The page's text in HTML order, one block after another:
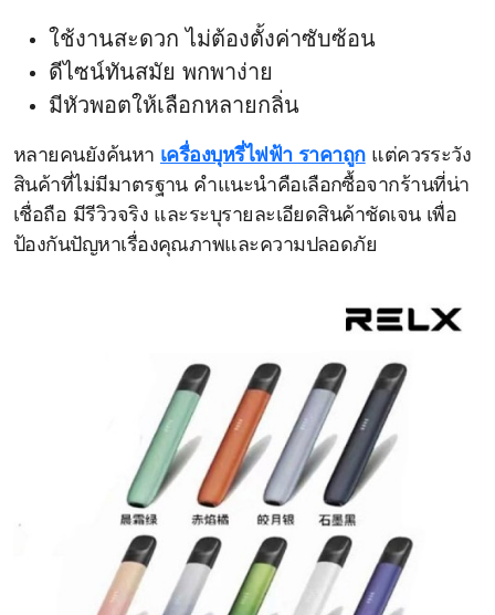
ใช้งานสะดวก ไม่ต้องตั้งค่าซับซ้อน
ดีไซน์ทันสมัย พกพาง่าย
มีหัวพอตให้เลือกหลายกลิ่น
หลายคนยังค้นหา เครื่องบุหรี่ไฟฟ้า ราคาถูกแต่ควรระวัง
สินค้าที่ไม่มีมาตรฐาน คำแนะนำคือเลือกซื้อจากร้านที่น่า
เชื่อถือ มีรีวิวจริง และระบุรายละเอียดสินค้าชัดเจน เพื่อ
ป้องกันปัญหาเรื่องคุณภาพและความปลอดภัย